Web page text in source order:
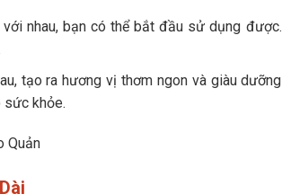
nhau, bạn có thể bắt đầu sử dụng được.
tạo ra hương vị thơm ngon và giàu dưỡng
sức khỏe.